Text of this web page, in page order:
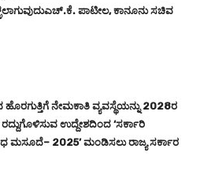
ಪಾಟೀಲ, ಕಾನೂನು ಸಚಿವ
ನೇಮಕಾತಿ ವ್ಯವಸ್ಥೆಯನ್ನು 2028ರ
ಉದ್ದೇಶದಿಂದ ‘ಸರ್ಕಾರಿ
ಮಸೂದೆ– 2025’ ಮಂಡಿಸಲು ರಾಜ್ಯ ಸರ್ಕಾರ